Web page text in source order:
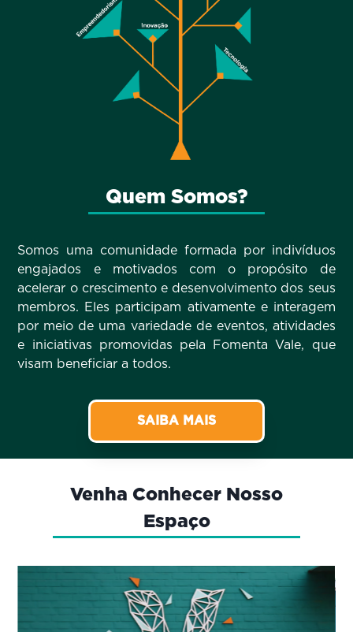
Quem Somos?
Somos uma comunidade formada por indivíduos
engajados e motivados com o propósito de
acelerar o crescimento e desenvolvimento dos seus
membros. Eles participam ativamente e interagem
por meio de uma variedade de eventos, atividades
e iniciativas promovidas pela Fomenta Vale, que
visam beneficiar a todos.
SAIBA MAIS
Venha Conhecer Nosso
Espaço